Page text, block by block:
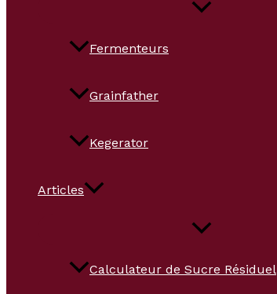
Fermenteurs
Grainfather
Kegerator
Articles
Calculateur de Sucre Résiduel